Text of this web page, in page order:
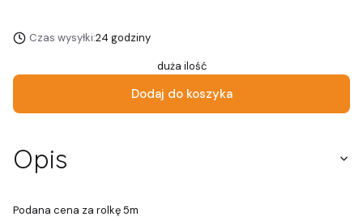
Czas wysyłki:24 godziny
duża ilość
Dodaj do koszyka
Opis
Podana cena za rolkę 5m